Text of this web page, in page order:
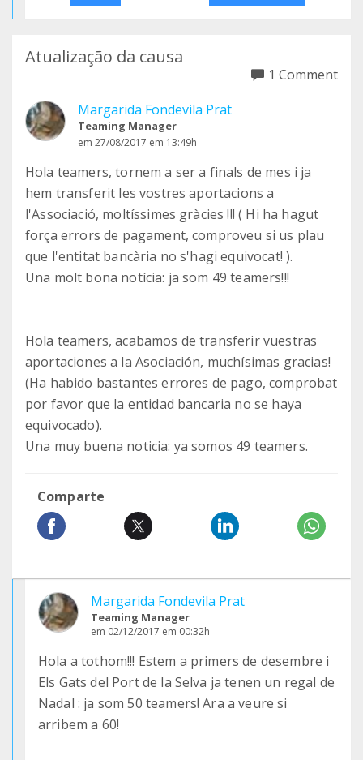
Atualização da causa
1 Comment
Margarida Fondevila Prat
Teaming Manager
em 27/08/2017 em 13:49h
Hola teamers, tornem a ser a finals de mes i ja
hem transferit les vostres aportacions a
l'Associació, moltíssimes gràcies !!! ( Hi ha hagut
força errors de pagament, comproveu si us plau
que l'entitat bancària no s'hagi equivocat! ).
Una molt bona notícia: ja som 49 teamers!!!
Hola teamers, acabamos de transferir vuestras
aportaciones a la Asociación, muchísimas gracias!
(Ha habido bastantes errores de pago, comprobat
por favor que la entidad bancaria no se haya
equivocado).
Una muy buena noticia: ya somos 49 teamers.
Comparte
Margarida Fondevila Prat
Teaming Manager
em 02/12/2017 em 00:32h
Hola a tothom!!! Estem a primers de desembre i
Els Gats del Port de la Selva ja tenen un regal de
Nadal : ja som 50 teamers! Ara a veure si
arribem a 60!